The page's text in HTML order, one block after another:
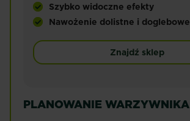
Szybko widoczne efekty
Nawożenie dolistne i doglebowe
Znajdź sklep
PLANOWANIE WARZYWNIKA